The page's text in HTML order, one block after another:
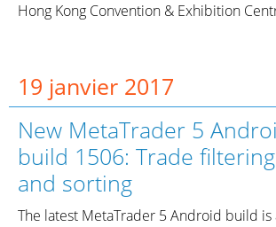
Hong Kong Convention & Exhibition
19 janvier 2017
New MetaTrader 5
build 1506: Trade filtering
and sorting
The latest MetaTrader 5 Android build is